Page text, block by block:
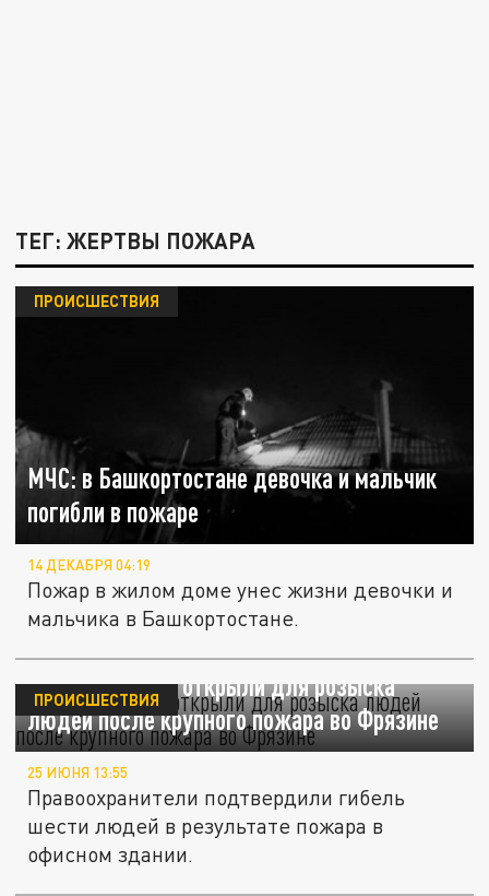
ТЕГ: ЖЕРТВЫ ПОЖАРА
МЧС: в Башкортостане девочка и мальчик
погибли в пожаре
ПРОИСШЕСТВИЯ
14 ДЕКАБРЯ 04:19
Пожар в жилом доме унес жизни девочки и
мальчика в Башкортостане.
Горячую линию открыли для розыска
людей после крупного пожара во Фрязине
ПРОИСШЕСТВИЯ
25 ИЮНЯ 13:55
Правоохранители подтвердили гибель
шести людей в результате пожара в
офисном здании.